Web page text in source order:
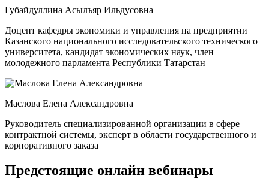
Губайдуллина Асылъяр Ильдусовна
Доцент кафедры экономики и управления на предприятии
Казанского национального исследовательского технического
университета, кандидат экономических наук, член
молодежного парламента Республики Татарстан
Маслова Елена Александровна
Руководитель специализированной организации в сфере
контрактной системы, эксперт в области государственного и
корпоративного заказа
Предстоящие онлайн вебинары